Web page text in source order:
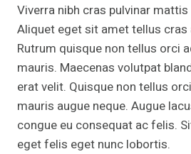
Viverra nibh cras pulvinar
Aliquet eget sit amet tellus cras
Rutrum quisque non tellus orci
mauris. Maecenas volutpat
erat velit. Quisque non tellus
mauris augue neque. Augue
congue eu consequat ac felis.
eget felis eget nunc lobortis.